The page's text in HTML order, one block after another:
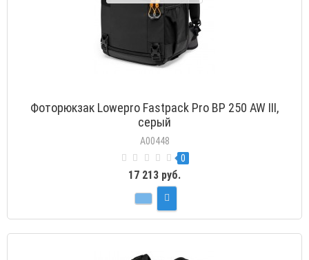
Фоторюкзак Lowepro Fastpack Pro BP 250 AW III,
серый
A00448
0
17 213 руб.